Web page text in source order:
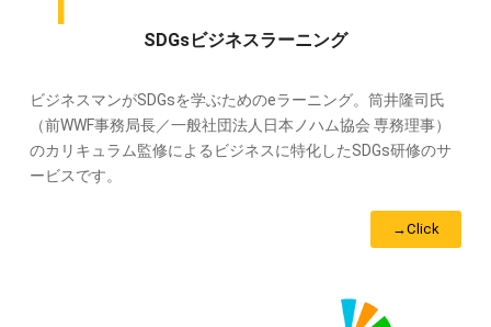
SDGsビジネスラーニング
ビジネスマンがSDGsを学ぶためのeラーニング。筒井隆司氏
（前WWF事務局長／一般社団法人日本ノハム協会 専務理事）
のカリキュラム監修によるビジネスに特化したSDGs研修のサ
ービスです。
→Click